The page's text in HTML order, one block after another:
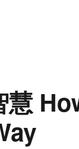
慧